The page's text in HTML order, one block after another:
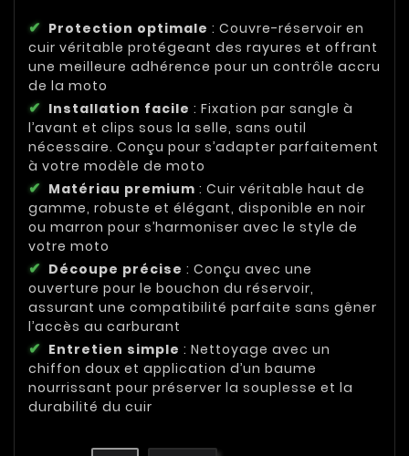
Protection optimale : Couvre-réservoir en
cuir véritable protégeant des rayures et offrant
une meilleure adhérence pour un contrôle accru
de la moto
Installation facile : Fixation par sangle à
l’avant et clips sous la selle, sans outil
nécessaire. Conçu pour s’adapter parfaitement
à votre modèle de moto
Matériau premium : Cuir véritable haut de
gamme, robuste et élégant, disponible en noir
ou marron pour s’harmoniser avec le style de
votre moto
Découpe précise : Conçu avec une
ouverture pour le bouchon du réservoir,
assurant une compatibilité parfaite sans gêner
l’accès au carburant
Entretien simple : Nettoyage avec un
chiffon doux et application d’un baume
nourrissant pour préserver la souplesse et la
durabilité du cuir